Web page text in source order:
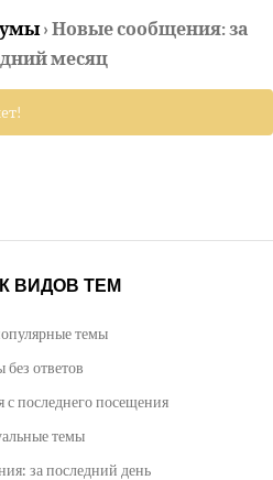
› Новые сообщения: за
месяц
ВИДОВ ТЕМ
темы
без ответов
последнего посещения
темы
за последний день